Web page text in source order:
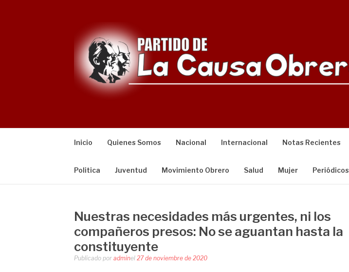
Inicio Quienes Somos Nacional Internacional Notas Recientes
Politica Juventud Movimiento Obrero Salud Mujer Periódicos
Nuestras necesidades más urgentes, ni los
compañeros presos: No se aguantan hasta la
constituyente
Publicado por adminel 27 de noviembre de 2020